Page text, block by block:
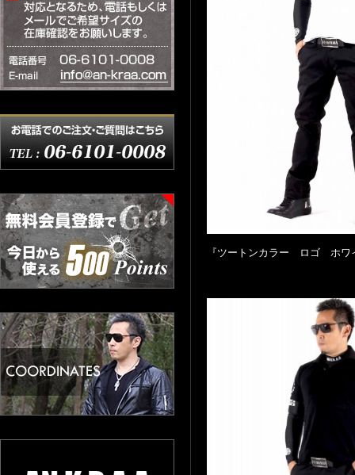
『ツートンカラー ロゴ ホワ